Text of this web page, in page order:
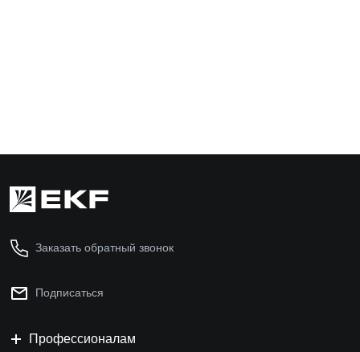
Заказать обратный звонок
Подписаться
Профессионалам